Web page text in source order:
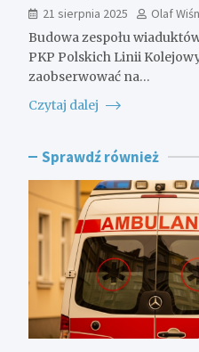
21 sierpnia 2025
Olaf
Budowa zespołu
PKP Polskich Linii
zaobserwować na…
Czytaj dalej
Sprawdź również